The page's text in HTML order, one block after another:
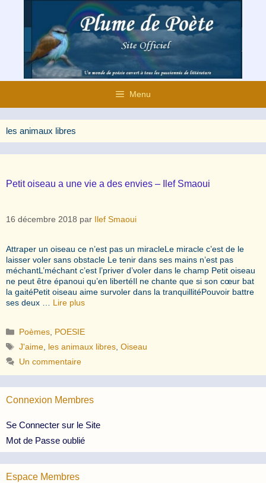
contenu
Menu
les animaux libres
Petit oiseau a une vie a des envies – Ilef Smaoui
16 décembre 2018 par Ilef Smaoui
Attraper un oiseau ce n’est pas un miracleLe miracle c’est de le
laisser voler sans obstacle Le tenir dans ses mains n’est pas
méchantL’méchant c’est l’priver d’voler dans le champ Petit oiseau
ne peut être épanoui qu’en libertéIl ne chante que si son cœur bat
la gaitéPetit oiseau aime survoler dans la tranquillitéPouvoir battre
ses deux … Lire plus
Catégories
Poèmes POESIE
Étiquettes
J'aime les animaux libres ,Oiseau
Un commentaire
Connexion Membres
Se Connecter sur le Site
Mot de Passe oublié
Espace Membres